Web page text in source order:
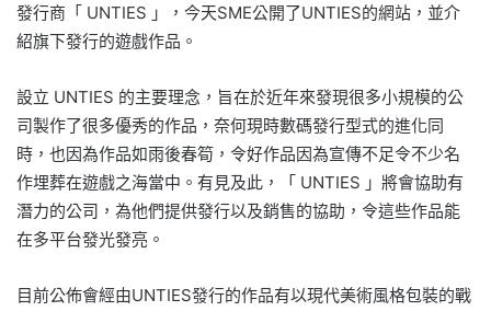
發行商「 UNTIES 」，今天SME公開了UNTIES的網站，並介
紹旗下發行的遊戲作品。
設立 UNTIES 的主要理念，旨在於近年來發現很多小規模的公
司製作了很多優秀的作品，奈何現時數碼發行型式的進化同
時，也因為作品如雨後春筍，令好作品因為宣傳不足令不少名
作埋葬在遊戲之海當中。有見及此，「 UNTIES 」將會協助有
潛力的公司，為他們提供發行以及銷售的協助，令這些作品能
在多平台發光發亮。
目前公佈會經由UNTIES發行的作品有以現代美術風格包裝的戰